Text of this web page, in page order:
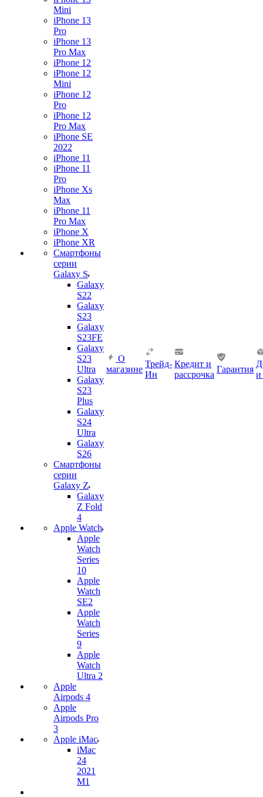
Mini
iPhone 13
Pro
iPhone 13
Pro Max
iPhone 12
iPhone 12
Mini
iPhone 12
Pro
iPhone 12
Pro Max
iPhone SE
2022
iPhone 11
iPhone 11
Pro
iPhone Xs
Max
iPhone 11
Pro Max
iPhone X
iPhone XR
Смартфоны
серии
Galaxy S
Galaxy
S22
Galaxy
S23
Galaxy
S23FE
Galaxy
S23
Ultra
Galaxy
S23
Plus
Galaxy
S24
Ultra
Galaxy
S26
Смартфоны
серии
Galaxy Z
Galaxy
Z Fold
4
Apple Watch
Apple
Watch
Series
10
Apple
Watch
SE2
Apple
Watch
Series
9
Apple
Watch
Ultra 2
Apple
Airpods 4
Apple
Airpods Pro
3
Apple iMac
iMac
24
2021
M1
О
магазине
Трейд-
Ин
Кредит и
рассрочка
Гарантия
и